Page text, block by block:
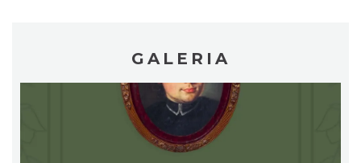
LOVE SONGS-historie miłosne zapisane w
GALERIA